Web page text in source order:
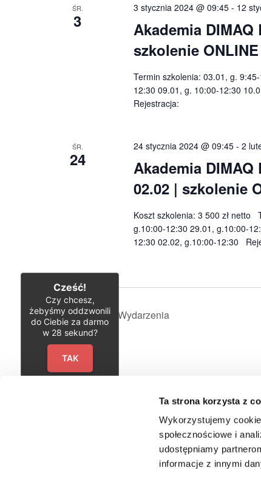
Ta strona korzysta z
Wykorzystujemy
społecznościowe i
udostępniamy
informacje z innymi
ŚR.
3
Akademia DIMAQ
szkolenie ONLINE
3 stycznia 2024 @ 09:45- 12
Termin szkolenia: 03.01, g.
12:30 09.01, g. 10:00-12:30
Rejestracja:
ŚR.
24
Akademia
02.02 | szkolenie
24 stycznia 2024 @ 09:45- 2
Koszt szkolenia: 3 500 zł netto
g.10:00-12:30 29.01, g.10:00-
12:30 02.02, g.10:00-12:30
Poprzednie Wydarzenia
Cześć!
Czy chcesz,
żebyśmy oddzwonili
do Ciebie za darmo
w 28 sekund?
TAK